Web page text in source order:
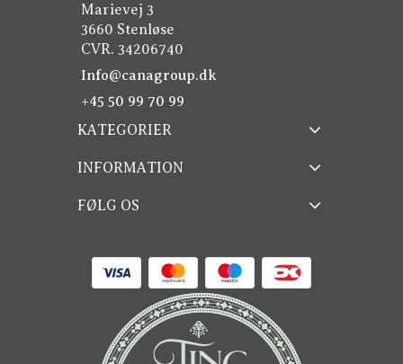
Marievej 3
3660 Stenløse
CVR. 34206740
Info@canagroup.dk
+45 50 99 70 99
KATEGORIER
INFORMATION
FØLG OS